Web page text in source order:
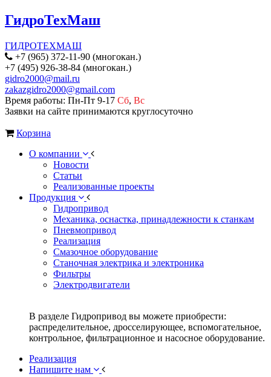
ГидроТехМаш
ГИДРОТЕХМАШ
+7 (965) 372-11-90 (многокан.)
+7 (495) 926-38-84 (многокан.)
gidro2000@mail.ru
zakazgidro2000@gmail.com
Время работы: Пн-Пт 9-17 Сб, Вс
Заявки на сайте принимаются круглосуточно
Корзина
О компании
Новости
Статьи
Реализованные проекты
Продукция
Гидропривод
Механика, оснастка, принадлежности к станкам
Пневмопривод
Реализация
Смазочное оборудование
Станочная электрика и электроника
Фильтры
Электродвигатели
В разделе Гидропривод вы можете приобрести:
распределительное, дросселирующее, вспомогательное,
контрольное, фильтрационное и насосное оборудование.
Реализация
Напишите нам